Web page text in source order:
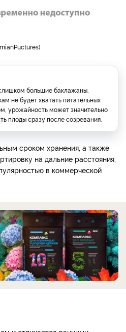
большие баклажаны,
не будет хватать питательных
урожайность может значительно
плоды сразу после созревания.
сроком хранения, а также
на дальние расстояния,
в коммерческой